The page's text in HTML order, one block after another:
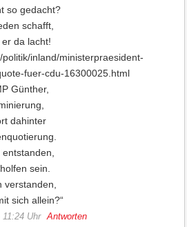
so gedacht?
schafft,
da lacht!
inland/ministerpraesident-
fuer-cdu-16300025.html
Günther,
dahinter
sein.
sich allein?“
Uhr Antworten